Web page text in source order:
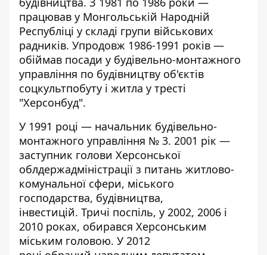
працював у Монгольській Народній
Республіці у складі групи військових
радників. Упродовж 1986-1991 років —
обіймав посади у будівельно-монтажного
управління по будівництву об'єктів
соцкультпобуту і житла у тресті
"Херсонбуд".
У 1991 році — начальник будівельно-
монтажного управління № 3. 2001 рік —
заступник голови Херсонської
облдержадміністрації з питань житлово-
комунальної сфери, міського
господарства, будівництва,
інвестицій. Тричі поспіль, у 2002, 2006 і
2010 роках, обирався Херсонським
міським головою. У 2012